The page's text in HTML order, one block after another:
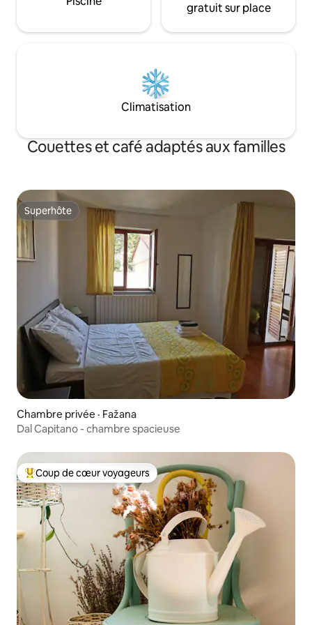
gratuit sur place
Climatisation
Couettes et café adaptés aux familles
Superhôte
Superhôte
Chambre privée · Fažana
Dal Capitano - chambre spacieuse
Coup de cœur voyageurs parmi les plus aimés
Coup de cœur voyageurs